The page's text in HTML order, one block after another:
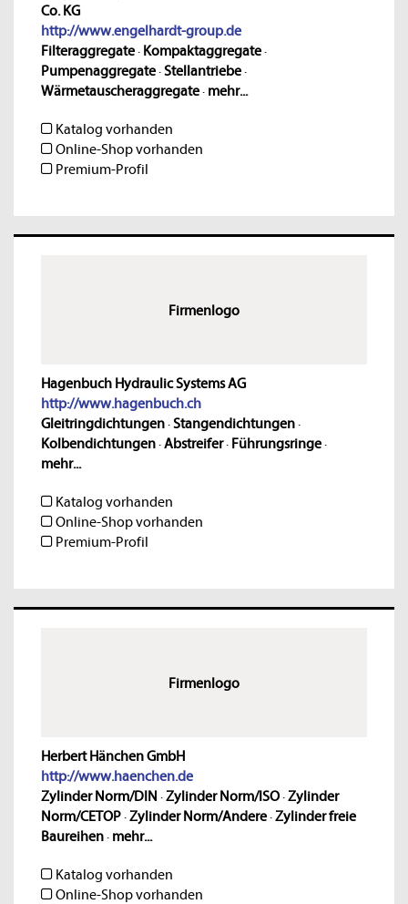
Co. KG
http://www.engelhardt-group.de
Filteraggregate· Kompaktaggregate·
Pumpenaggregate·Stellantriebe·
Wärmetauscheraggregate· mehr...
Katalog vorhanden
Online-Shop vorhanden
Premium-Profil
Firmenlogo
Hagenbuch Hydraulic Systems AG
http://www.hagenbuch.ch
Gleitringdichtungen·Stangendichtungen·
Kolbendichtungen·Abstreifer· Führungsringe·
mehr...
Katalog vorhanden
Online-Shop vorhanden
Premium-Profil
Firmenlogo
Herbert Hänchen GmbH
http://www.haenchen.de
Zylinder Norm/DIN ·Zylinder Norm/ISO·Zylinder
Norm/CETOP·Zylinder Norm/Andere·Zylinder freie
Baureihen· mehr...
Katalog vorhanden
Online-Shop vorhanden